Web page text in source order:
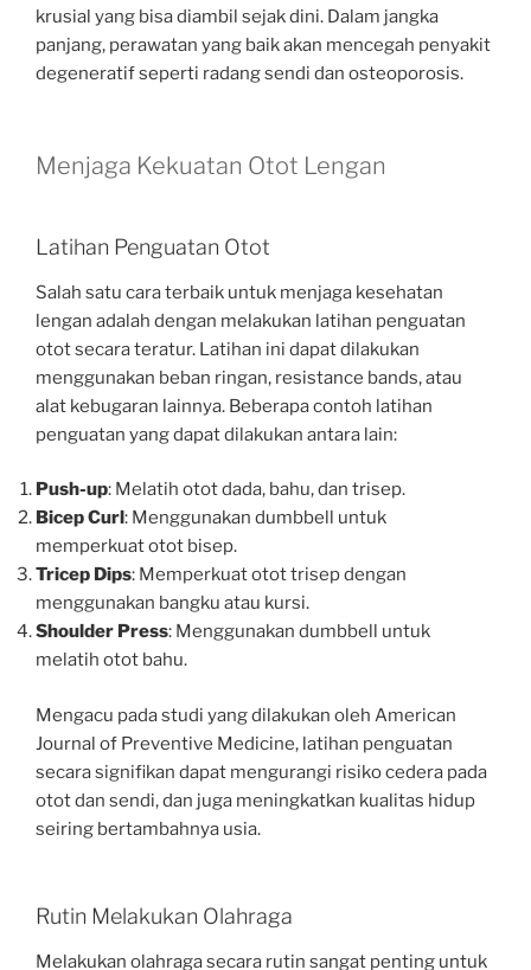
krusial yang bisa diambil sejak dini. Dalam jangka
panjang, perawatan yang baik akan mencegah penyakit
degeneratif seperti radang sendi dan osteoporosis.
Menjaga Kekuatan Otot Lengan
Latihan Penguatan Otot
Salah satu cara terbaik untuk menjaga kesehatan
lengan adalah dengan melakukan latihan penguatan
otot secara teratur. Latihan ini dapat dilakukan
menggunakan beban ringan, resistance bands, atau
alat kebugaran lainnya. Beberapa contoh latihan
penguatan yang dapat dilakukan antara lain:
Push-up: Melatih otot dada, bahu, dan trisep.
Bicep Curl: Menggunakan dumbbell untuk
memperkuat otot bisep.
Tricep Dips: Memperkuat otot trisep dengan
menggunakan bangku atau kursi.
Shoulder Press: Menggunakan dumbbell untuk
melatih otot bahu.
Mengacu pada studi yang dilakukan oleh American
Journal of Preventive Medicine, latihan penguatan
secara signifikan dapat mengurangi risiko cedera pada
otot dan sendi, dan juga meningkatkan kualitas hidup
seiring bertambahnya usia.
Rutin Melakukan Olahraga
Melakukan olahraga secara rutin sangat penting untuk